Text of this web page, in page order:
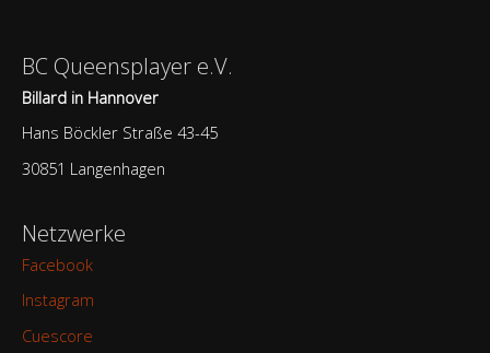
BC Queensplayer e.V.
Billard in Hannover
Hans Böckler Straße 43-45
30851 Langenhagen
Netzwerke
Facebook
Instagram
Cuescore